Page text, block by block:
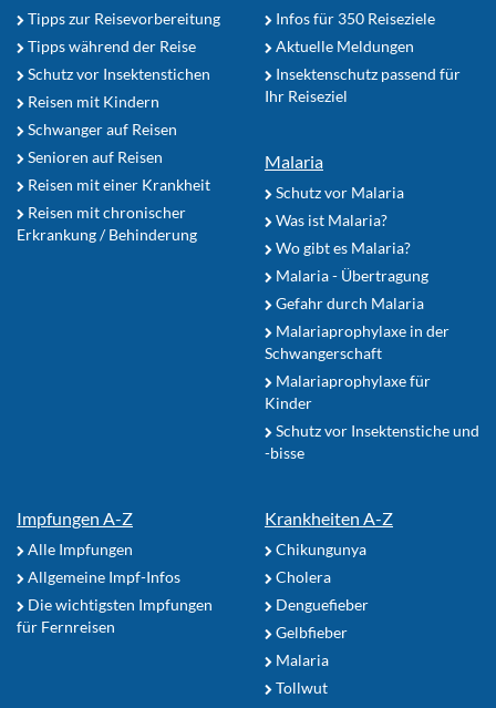
Tipps zur Reisevorbereitung
Tipps während der Reise
Schutz vor Insektenstichen
Reisen mit Kindern
Schwanger auf Reisen
Senioren auf Reisen
Reisen mit einer Krankheit
Reisen mit chronischer
Erkrankung / Behinderung
Infos für 350 Reiseziele
Aktuelle Meldungen
Insektenschutz passend für
Ihr Reiseziel
Malaria
Schutz vor Malaria
Was ist Malaria?
Wo gibt es Malaria?
Malaria - Übertragung
Gefahr durch Malaria
Malariaprophylaxe in der
Schwangerschaft
Malariaprophylaxe für
Kinder
Schutz vor Insektenstiche und
-bisse
Impfungen A-Z
Alle Impfungen
Allgemeine Impf-Infos
Die wichtigsten Impfungen
für Fernreisen
Krankheiten A-Z
Chikungunya
Cholera
Denguefieber
Gelbfieber
Malaria
Tollwut